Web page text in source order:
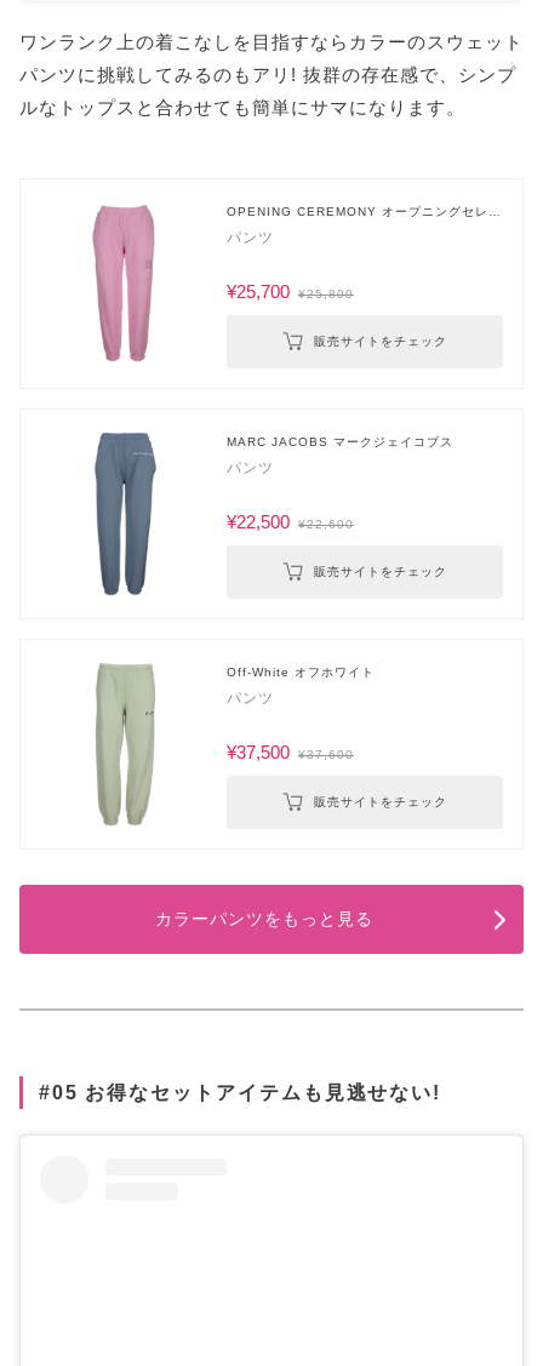
ワンランク上の着こなしを目指すならカラーのスウェット
パンツに挑戦してみるのもアリ! 抜群の存在感で、シンプ
ルなトップスと合わせても簡単にサマになります。
OPENING CEREMONY オープニングセレモ
ニー
パンツ
¥25,700 ¥25,800
販売サイトをチェック
MARC JACOBS マークジェイコブス
パンツ
¥22,500 ¥22,600
販売サイトをチェック
Off-White オフホワイト
パンツ
¥37,500 ¥37,600
販売サイトをチェック
カラーパンツをもっと見る
#05 お得なセットアイテムも見逃せない!